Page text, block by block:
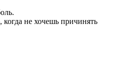
не хочешь причинять